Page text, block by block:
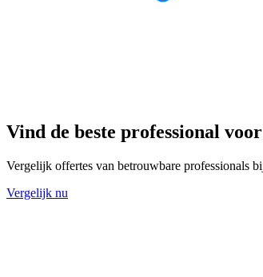
Vind de beste professional
Vergelijk offertes van betrouwbare professionals
Vergelijk nu